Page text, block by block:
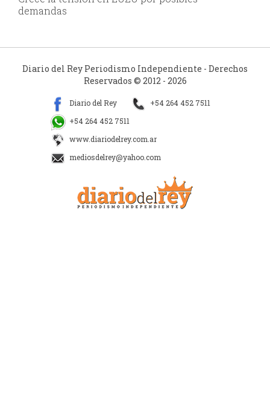
demandas
Diario del Rey Periodismo Independiente - Derechos
Reservados © 2012 - 2026
Diario del Rey
+54 264 452 7511
+54 264 452 7511
www.diariodelrey.com.ar
mediosdelrey@yahoo.com